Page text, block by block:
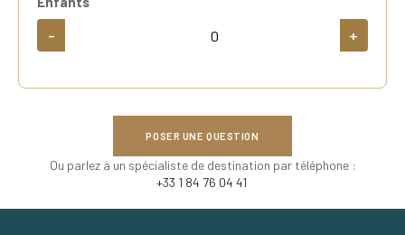
- +
POSER UNE QUESTION
Ou parlez à un spécialiste de destination par téléphone :
+33 1 84 76 04 41